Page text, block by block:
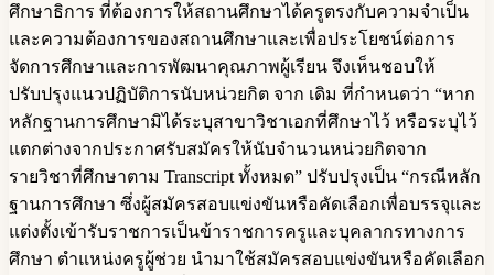
ศึกษาธิการ ที่ต้องการให้สถานศึกษาได้ครูตรงกับความจำเป็น
และความต้องการของสถานศึกษาและเพื่อประโยชน์ต่อการ
จัดการศึกษาและการพัฒนาคุณภาพผู้เรียน จึงเห็นชอบให้
ปรับปรุงแนวปฏิบัติการนับหน่วยกิต จาก เดิม ที่กำหนดว่า “หาก
หลักฐานการศึกษามิได้ระบุสาขาวิชาเอกที่ศึกษาไว้ หรือระบุไว้
แตกต่างจากประกาศรับสมัครให้นับจำนวนหน่วยกิตจาก
รายวิชาที่ศึกษาตาม Transcript ทั้งหมด” ปรับปรุงเป็น “กรณีหลัก
ฐานการศึกษา ซึ่งผู้สมัครสอบแข่งขันหรือคัดเลือกเพื่อบรรจุและ
แต่งตั้งเข้ารับราชการเป็นข้าราชการครูและบุคลากรทางการ
ศึกษา ตำแหน่งครูผู้ช่วย นำมาใช้สมัครสอบแข่งขันหรือคัดเลือก